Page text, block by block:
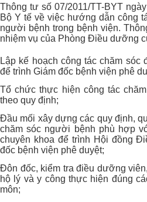
Thông tư số 07/2011/TT-BYT
Bộ Y tế về việc hướng dẫn công
người bệnh trong bệnh viện.
nhiệm vụ của Phòng Điều dưỡng
Lập kế hoạch công tác chăm sóc
để trình Giám đốc bệnh viện phê
Tổ chức thực hiện công tác
theo quy định;
Đầu mối xây dựng các quy định,
chăm sóc người bệnh phù hợp
chuyên khoa để trình Hội đồng
đốc bệnh viện phê duyệt;
Đôn đốc, kiểm tra điều dưỡng
hộ lý và y công thực hiện đúng
môn;